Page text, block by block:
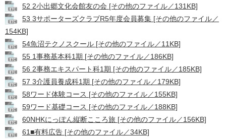
52 2小出郷文化会館友の会 [その他のファイル／131KB]
53 3サポーターズクラブR5年度会員募集 [その他のファイル／
154KB]
54魚沼テクノスクール [その他のファイル／11KB]
55 1事務基本科1期 [その他のファイル／186KB]
56 2事務エキスパート科1期 [その他のファイル／185KB]
57 3介護員養成科1期 [その他のファイル／179KB]
58ワード体験コース [その他のファイル／155KB]
59ワード基礎コース [その他のファイル／188KB]
60NHKにっぽん縦断こころ旅 [その他のファイル／156KB]
61■有料広告 [その他のファイル／34KB]